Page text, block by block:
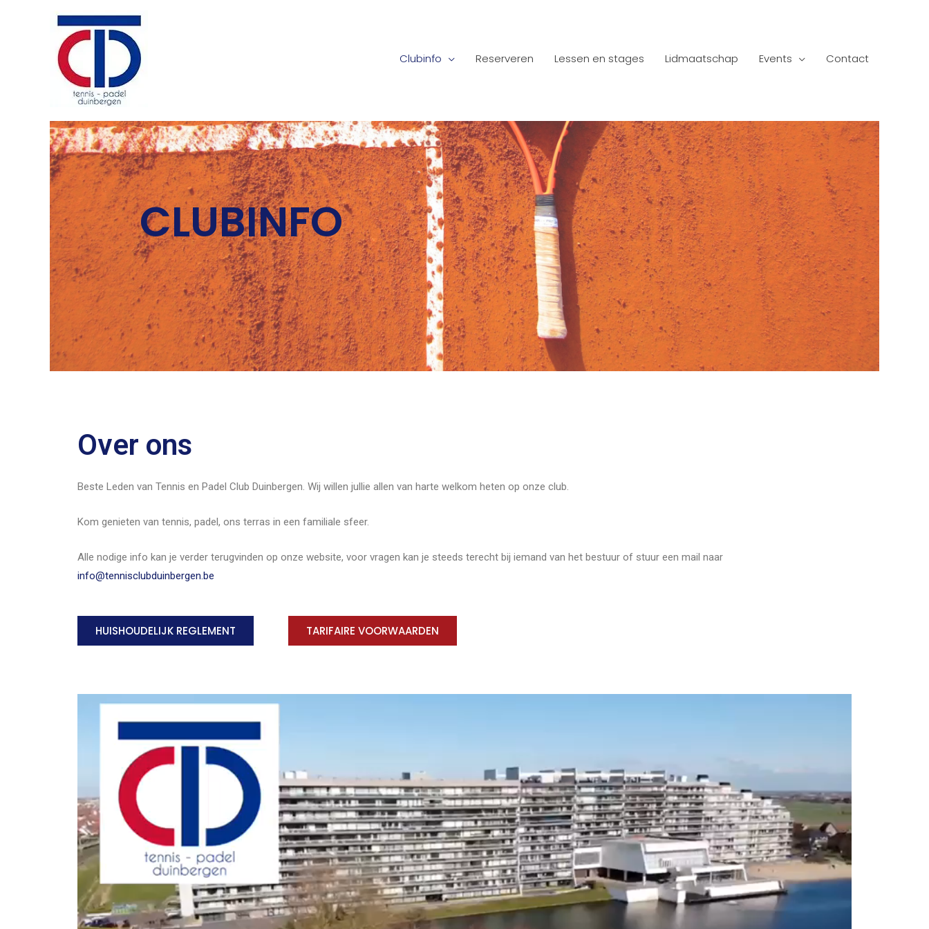
Clubinfo Reserveren Lessen en stages Lidmaatschap Events Contact
CLUBINFO
Over ons
Beste Leden van Tennis en Padel Club Duinbergen. Wij willen jullie allen van harte welkom heten op onze club.
Kom genieten van tennis, padel, ons terras in een familiale sfeer.
Alle nodige info kan je verder terugvinden op onze website, voor vragen kan je steeds terecht bij iemand van het bestuur of stuur een mail naar
info@tennisclubduinbergen.be
HUISHOUDELIJK REGLEMENT TARIFAIRE VOORWAARDEN